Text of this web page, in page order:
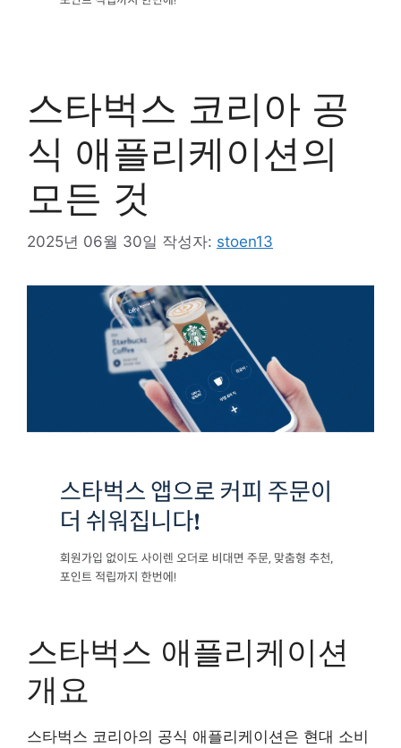
스타벅스 코리아 공
식 애플리케이션의
모든 것
2025년 06월 30일 작성자: stoen13
스타벅스 애플리케이션
개요
스타벅스 코리아의 공식 애플리케이션은 현대 소비